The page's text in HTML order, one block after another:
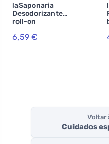
laSaponaria
Desodorizante
roll-on
refrescante com
gengibre e limão
6,59 €
Voltar
Cuidados